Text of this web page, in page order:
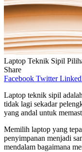
Laptop Teknik Sipil
Share
Facebook Twitter
Laptop teknik sipil
tidak lagi sekadar
yang andal untuk
Memilih laptop yang
penyimpanan menjadi
mendalam bagaimana